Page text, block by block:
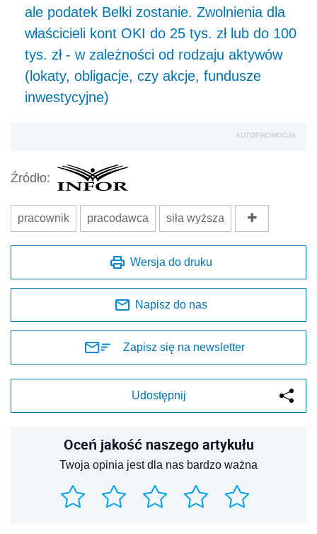
ale podatek Belki zostanie. Zwolnienia dla
właścicieli kont OKI do 25 tys. zł lub do 100
tys. zł - w zależności od rodzaju aktywów
(lokaty, obligacje, czy akcje, fundusze
inwestycyjne)
AUTOPROMOCJA
Źródło:
pracownik pracodawca siła wyższa
Wersja do druku
Napisz do nas
Zapisz się na newsletter
Udostępnij
Oceń jakość naszego artykułu
Twoja opinia jest dla nas bardzo ważna